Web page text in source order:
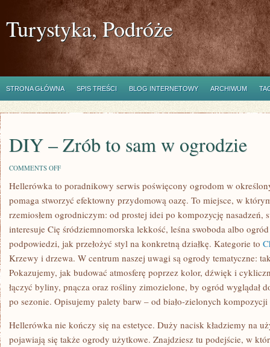
Turystyka, Podróże
STRONA GŁÓWNA SPIS TREŚCI BLOG INTERNETOWY ARCHIWUM
DIY – Zrób to sam w ogrodzie
COMMENTS OFFON
–
TO
SAM
W
OGRODZIE
Hellerówka to poradnikowy serwis poświęcony ogrodom w
pomaga stworzyć efektowny przydomową oazę. To miejsce, w
rzemiosłem ogrodniczym: od prostej idei po kompozycję nasadzeń,
interesuje Cię śródziemnomorska lekkość, leśna swoboda albo
podpowiedzi, jak przełożyć styl na konkretną działkę. Kategorie to
Krzewy i drzewa. W centrum naszej uwagi są ogrody tematyczne:
Pokazujemy, jak budować atmosferę poprzez kolor, dźwięk i
łączyć byliny, pnącza oraz rośliny zimozielone, by ogród wyglądał
po sezonie. Opisujemy palety barw – od biało-zielonych
Hellerówka nie kończy się na estetyce. Duży nacisk kładziemy na
pojawiają się także ogrody użytkowe. Znajdziesz tu podejście, w